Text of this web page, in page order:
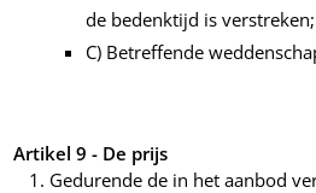
de bedenktijd is verstreken;
C) Betreffende
Artikel 9 - De prijs
Gedurende de in het aanbod